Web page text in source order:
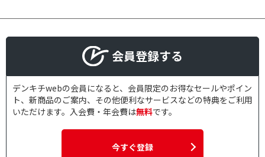
会員登録する
デンキチwebの会員になると、会員限定のお得なセールやポイン
ト、新商品のご案内、その他便利なサービスなどの特典をご利用
いただけます。入会費・年会費は無料です。
今すぐ登録